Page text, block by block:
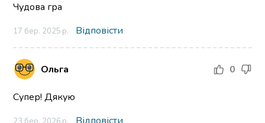
Чудова гра
17 бер. 2025 р. Відповісти
Ольга 0
Супер! Дякую